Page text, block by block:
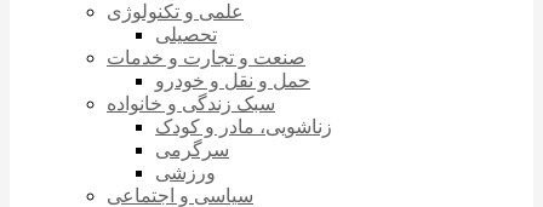
علمی و تکنولوژی
تحصیلی
صنعت و تجارت و خدمات
حمل و نقل و خودرو
سبک زندگی و خانواده
زناشویی، مادر و کودک
سرگرمی
ورزشی
سیاسی و اجتماعی